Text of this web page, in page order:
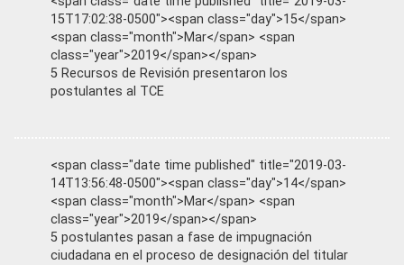
15T17:02:38-0500"><span class="day">15</span>
<span class="month">Mar</span> <span
class="year">2019</span></span>
5 Recursos de Revisión presentaron los
postulantes al TCE
<span class="date time published" title="2019-03-
14T13:56:48-0500"><span class="day">14</span>
<span class="month">Mar</span> <span
class="year">2019</span></span>
5 postulantes pasan a fase de impugnación
ciudadana en el proceso de designación del titular